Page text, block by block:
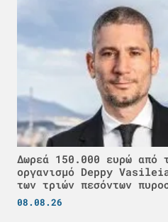
Δωρεά 150.000 ευρώ από
οργανισμό Deppy
των τριών πεσόντων
08.08.26